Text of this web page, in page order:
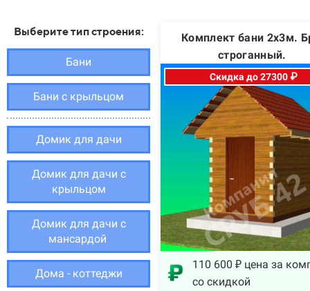
Выберите тип строения:
Бани
Бани с крыльцом
Домик для дачи
Домик для дачи с
крыльцом
Домик для дачи с
мансардой
Дома - коттеджи
Комплект бани 2х3м.
строганный.
Скидка до 27300 ₽
110 600 ₽ цена за
со скидкой